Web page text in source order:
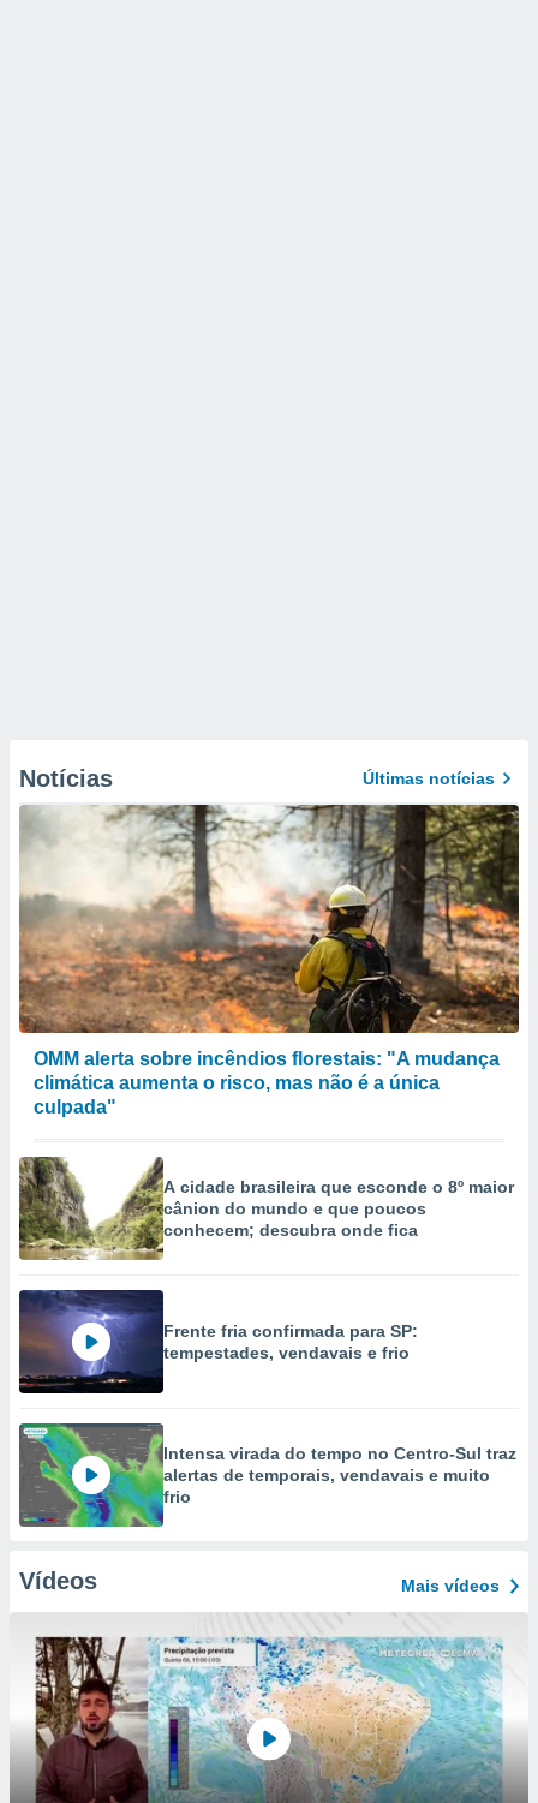
Notícias Últimas notícias
OMM alerta sobre incêndios florestais: "A mudança
climática aumenta o risco, mas não é a única
culpada"
A cidade brasileira que esconde o 8º maior
cânion do mundo e que poucos
conhecem; descubra onde fica
Frente fria confirmada para SP:
tempestades, vendavais e frio
Intensa virada do tempo no Centro-Sul traz
alertas de temporais, vendavais e muito
frio
Vídeos Mais vídeos